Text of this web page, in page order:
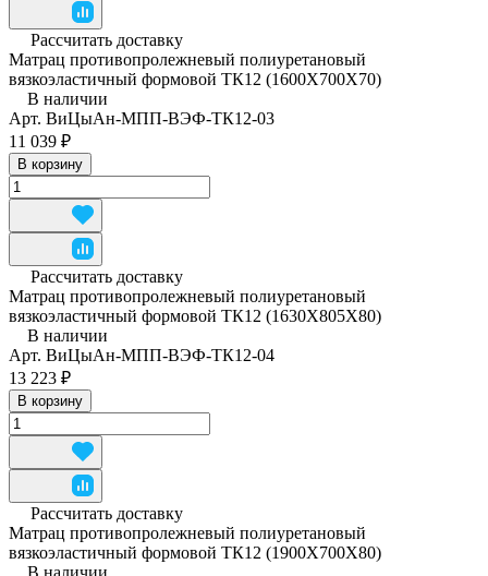
Рассчитать доставку
Матрац противопролежневый полиуретановый
вязкоэластичный формовой ТК12 (1600Х700Х70)
В наличии
Арт. ВиЦыАн-МПП-ВЭФ-ТК12-03
11 039 ₽
В корзину
Рассчитать доставку
Матрац противопролежневый полиуретановый
вязкоэластичный формовой ТК12 (1630Х805Х80)
В наличии
Арт. ВиЦыАн-МПП-ВЭФ-ТК12-04
13 223 ₽
В корзину
Рассчитать доставку
Матрац противопролежневый полиуретановый
вязкоэластичный формовой ТК12 (1900Х700Х80)